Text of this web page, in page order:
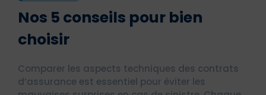
Nos 5 conseils pour bien
choisir
Comparer les aspects techniques des contrats
d’assurance est essentiel pour éviter les